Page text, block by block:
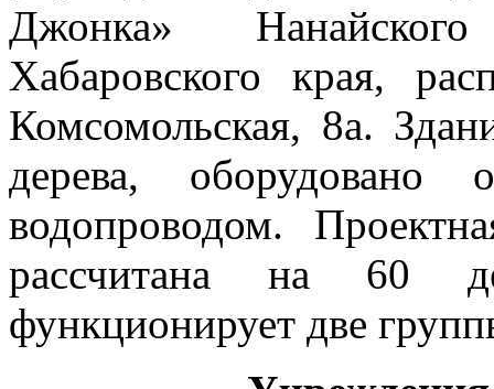
Джонка»
Хабаровского края,
Комсомольская, 8а.
дерева, оборудовано
водопроводом.
рассчитана на 60
функционирует две